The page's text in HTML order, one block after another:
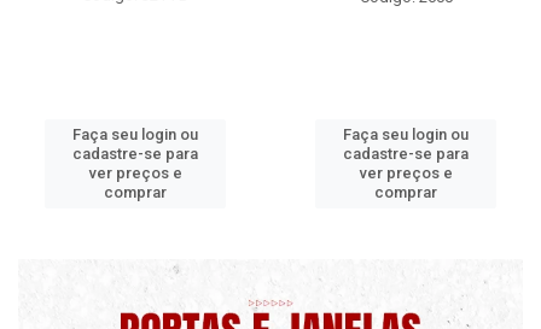
Faça seu login ou
cadastre-se para
ver preços e
comprar
Faça seu login ou
cadastre-se para
ver preços e
comprar